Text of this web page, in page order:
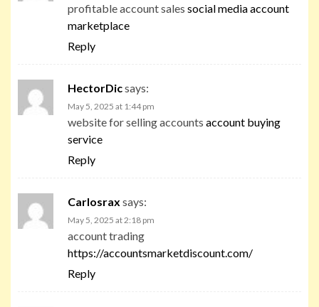
profitable account sales social media account
marketplace
Reply
HectorDicsays:
May 5, 2025 at 1:44 pm
website for selling accounts account buying
service
Reply
Carlosrax says:
May 5, 2025 at 2:18 pm
account trading
https://accountsmarketdiscount.com/
Reply